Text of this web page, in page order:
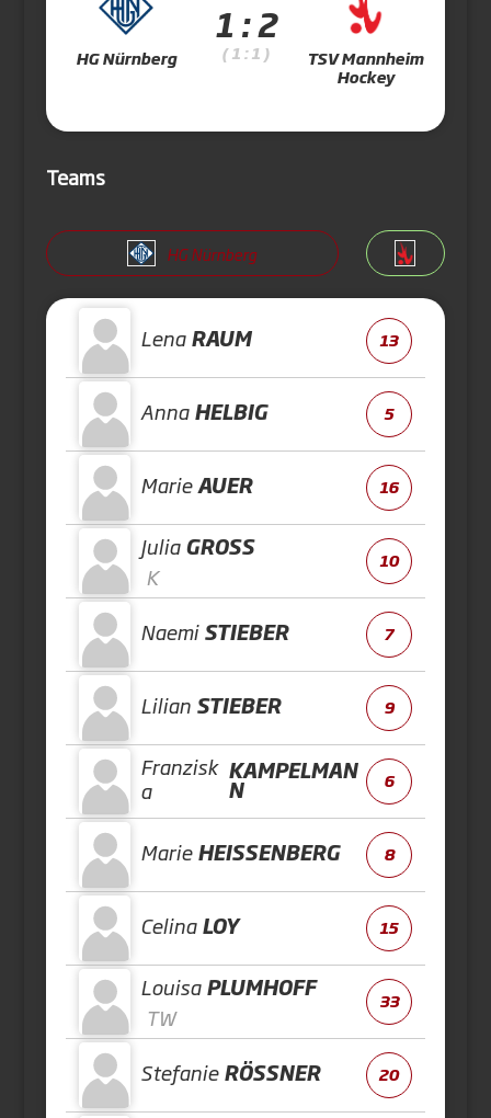
HG Nürnberg
1 : 2
( 1 : 1 )
TSV Mannheim
Hockey
Teams
HG Nürnberg
Lena RAUM 13
Anna HELBIG 5
Marie AUER 16
Julia GROSS
K
10
Naemi STIEBER 7
Lilian STIEBER 9
Franzisk
a
KAMPELMAN
N 6
Marie HEISSENBERG 8
Celina LOY 15
Louisa PLUMHOFF
TW
33
Stefanie RÖSSNER 20